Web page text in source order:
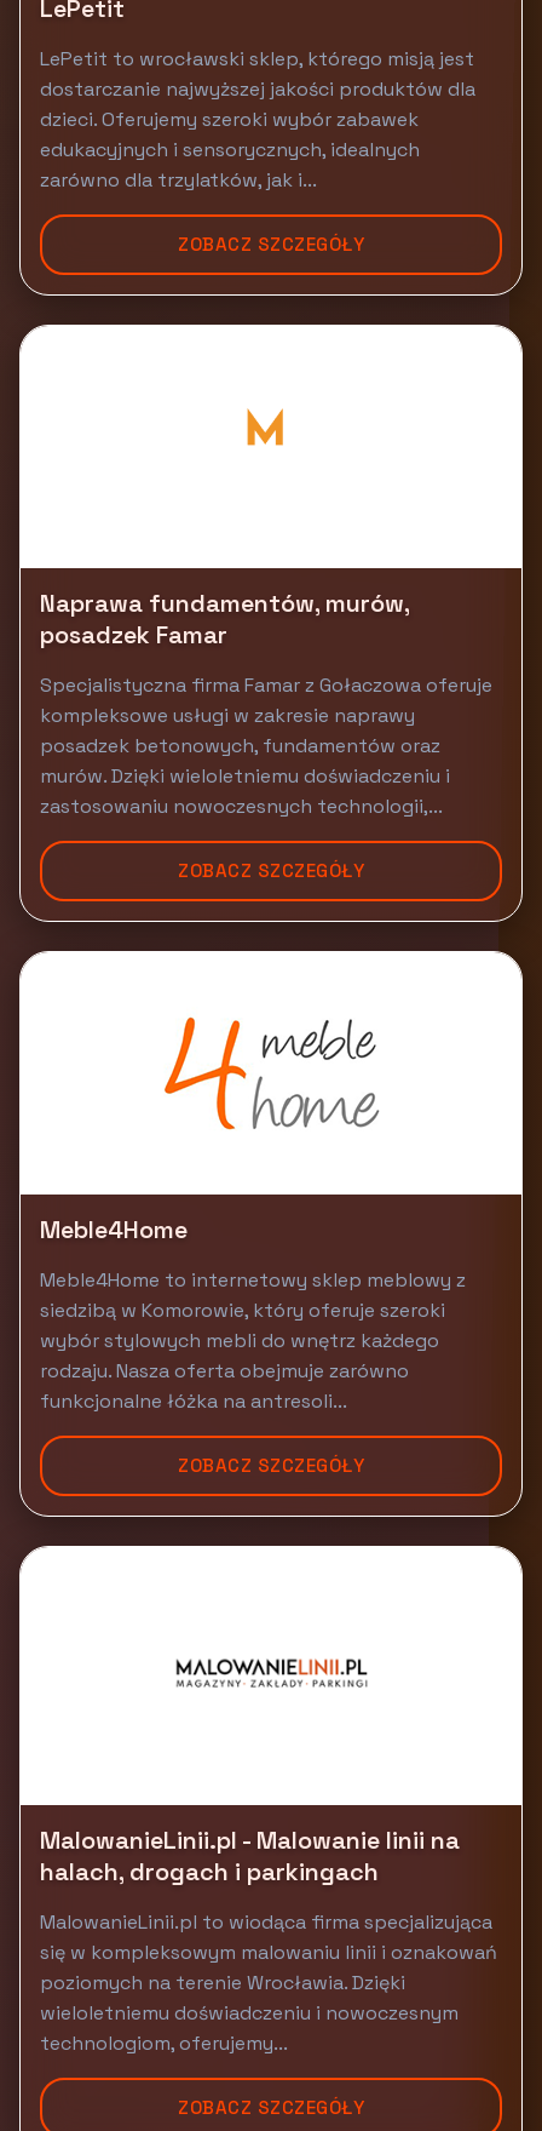
LePetit
LePetit to wrocławski sklep, którego misją jest
dostarczanie najwyższej jakości produktów dla
dzieci. Oferujemy szeroki wybór zabawek
edukacyjnych i sensorycznych, idealnych
zarówno dla trzylatków, jak i...
ZOBACZ SZCZEGÓŁY
Naprawa fundamentów, murów,
posadzek Famar
Specjalistyczna firma Famar z Gołaczowa oferuje
kompleksowe usługi w zakresie naprawy
posadzek betonowych, fundamentów oraz
murów. Dzięki wieloletniemu doświadczeniu i
zastosowaniu nowoczesnych technologii,...
ZOBACZ SZCZEGÓŁY
Meble4Home
Meble4Home to internetowy sklep meblowy z
siedzibą w Komorowie, który oferuje szeroki
wybór stylowych mebli do wnętrz każdego
rodzaju. Nasza oferta obejmuje zarówno
funkcjonalne łóżka na antresoli...
ZOBACZ SZCZEGÓŁY
MalowanieLinii.pl - Malowanie linii na
halach, drogach i parkingach
MalowanieLinii.pl to wiodąca firma specjalizująca
się w kompleksowym malowaniu linii i oznakowań
poziomych na terenie Wrocławia. Dzięki
wieloletniemu doświadczeniu i nowoczesnym
technologiom, oferujemy...
ZOBACZ SZCZEGÓŁY